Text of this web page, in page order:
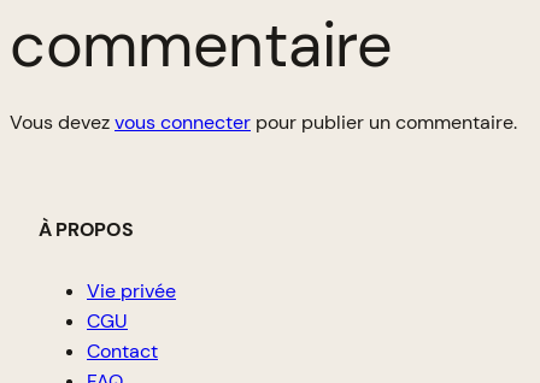
commentaire
Vous devezvous connecter pour publier un commentaire.
À PROPOS
Vie privée
CGU
Contact